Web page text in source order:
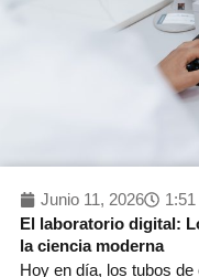
Junio 11, 2026
El laboratorio digital:
la ciencia moderna
Hoy en día, los tubos